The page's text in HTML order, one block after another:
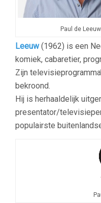
Paul de Leeuw
Leeuw (1962) is een
komiek, cabaretier,
Zijn
bekroond.
Hij is herhaaldelijk
presentator/
populairste